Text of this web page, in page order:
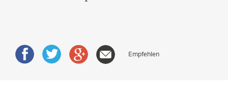
Empfehlen